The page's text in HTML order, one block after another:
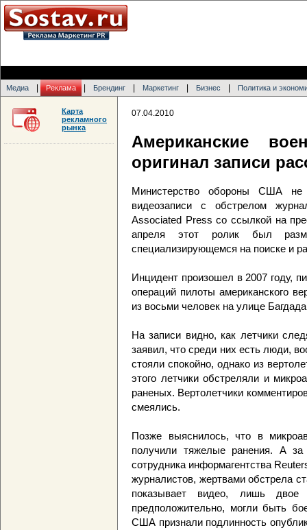
Медиа Реклама Брендинг Маркетинг Бизнес Политика и
07.04.2010
Американские
оригинал записи
Министерство обороны США не
видеозаписи с обстрелом
Associated Press со ссылкой на
апреля этот ролик был
специализирующемся на поиске и
Инцидент произошел в 2007 году,
операций пилоты американского
из восьми человек на улице
На записи видно, как летчики
заявил, что среди них есть люди,
стояли спокойно, однако из
этого летчики обстреляли и
раненых. Вертолетчики
смеялись.
Позже выяснилось, что в
получили тяжелые ранения. А
сотрудника информагентства
журналистов, жертвами обстрела
показывает видео, лишь
предположительно, могли быть
США признали подлинность
Карта
рекламного
рынка